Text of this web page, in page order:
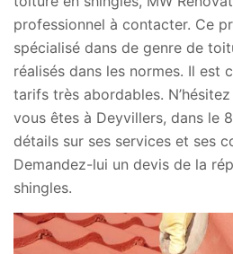
professionnel à contacter. Ce
spécialisé dans de genre de
réalisés dans les normes. Il est
tarifs très abordables.
vous êtes à Deyvillers, dans le
détails sur ses services et ses
Demandez-lui un devis de la
shingles.